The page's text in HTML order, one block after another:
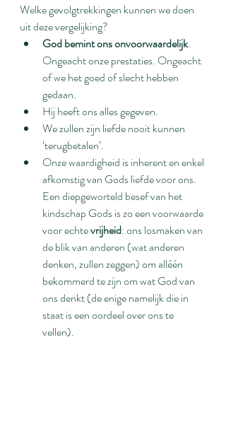
Welke gevolgtrekkingen kunnen we doen
uit deze vergelijking?
God bemint ons onvoorwaardelijk.
Ongeacht onze prestaties. Ongeacht
of we het goed of slecht hebben
gedaan.
Hij heeft ons alles gegeven.
We zullen zijn liefde nooit kunnen
‘terugbetalen’.
Onze waardigheid is inherent en enkel
afkomstig van Gods liefde voor ons.
Een diepgeworteld besef van het
kindschap Gods is zo een voorwaarde
voor echte vrijheid: ons losmaken van
de blik van anderen (wat anderen
denken, zullen zeggen) om alléén
bekommerd te zijn om wat God van
ons denkt (de enige namelijk die in
staat is een oordeel over ons te
vellen).